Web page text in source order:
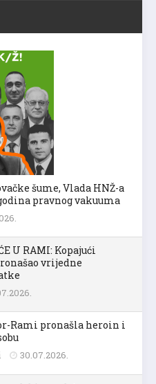
šume, Vlada HNŽ-a
pravnog vakuuma
U RAMI: Kopajući
vrijedne
Rami pronašla heroin i
30.07.2026.